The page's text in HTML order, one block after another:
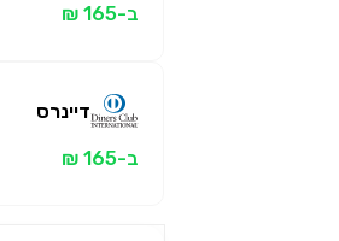
ב-165 ₪
דיינרס
ב-165 ₪